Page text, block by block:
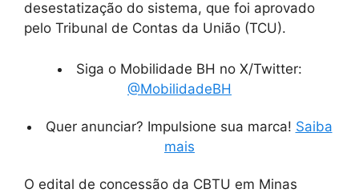
desestatização do sistema, que foi aprovado
pelo Tribunal de Contas da União (TCU).
Siga o Mobilidade BH no X/Twitter:
@MobilidadeBH
Quer anunciar? Impulsione sua marca! Saiba
mais
O edital de concessão da CBTU em Minas